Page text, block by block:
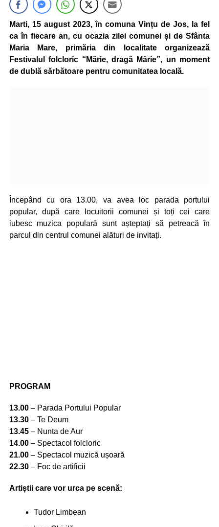
Marti, 15 august 2023, în comuna Vințu de Jos, la fel
ca în fiecare an, cu ocazia zilei comunei și de Sfânta
Maria Mare, primăria din localitate organizează
Festivalul folcloric “Mărie, dragă Mărie”, un moment
de dublă sărbătoare pentru comunitatea locală.
Începând cu ora 13.00, va avea loc parada portului
popular, după care locuitorii comunei și toți cei care
iubesc muzica populară sunt așteptați să petreacă în
parcul din centrul comunei alături de invitați.
PROGRAM
13.00– Parada Portului Popular
13.30– Te Deum
13.45– Nunta de Aur
14.00– Spectacol folcloric
21.00– Spectacol muzică ușoară
22.30– Foc de artificii
Artiștii care vor urca pe scenă:
Tudor Limbean